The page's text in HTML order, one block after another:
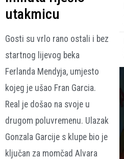
utakmicu
Gosti su vrlo rano ostali i bez
startnog lijevog beka
Ferlanda Mendyja, umjesto
kojeg je ušao Fran Garcia.
Real je došao na svoje u
drugom poluvremenu. Ulazak
Gonzala Garcije s klupe bio je
ključan za momčad Alvara